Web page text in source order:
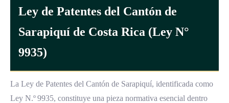
Ley de Patentes del Cantón de
Sarapiquí de Costa Rica (Ley N°
9935)
La Ley de Patentes del Cantón de Sarapiquí, identificada como
Ley N.º 9935, constituye una pieza normativa esencial dentro